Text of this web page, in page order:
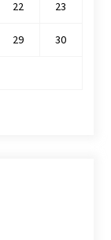
22 23
29 30